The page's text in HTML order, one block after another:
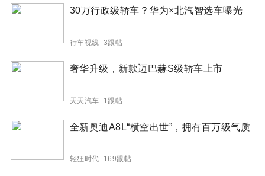
30万行政级轿车？华为×北汽智选车曝光
行车视线 3跟帖
奢华升级，新款迈巴赫S级轿车上市
天天汽车 1跟帖
全新奥迪A8L“横空出世”，拥有百万级气质
轻狂时代 169跟帖